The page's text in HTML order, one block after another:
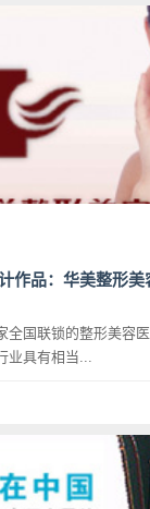
作品：华美整形美
全国联锁的整形美容
业具有相当...